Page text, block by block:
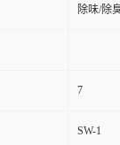
除味/除
7
SW-1